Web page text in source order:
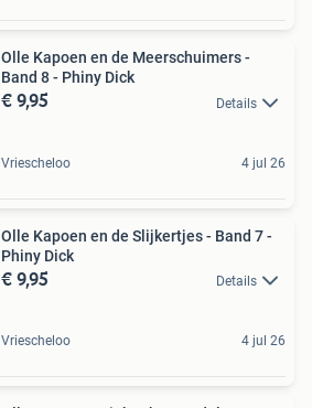
Olle Kapoen en de Meerschuimers -
Band 8 - Phiny Dick
€ 9,95 Details
Vriescheloo 4 jul 26
Olle Kapoen en de Slijkertjes - Band 7 -
Phiny Dick
€ 9,95 Details
Vriescheloo 4 jul 26